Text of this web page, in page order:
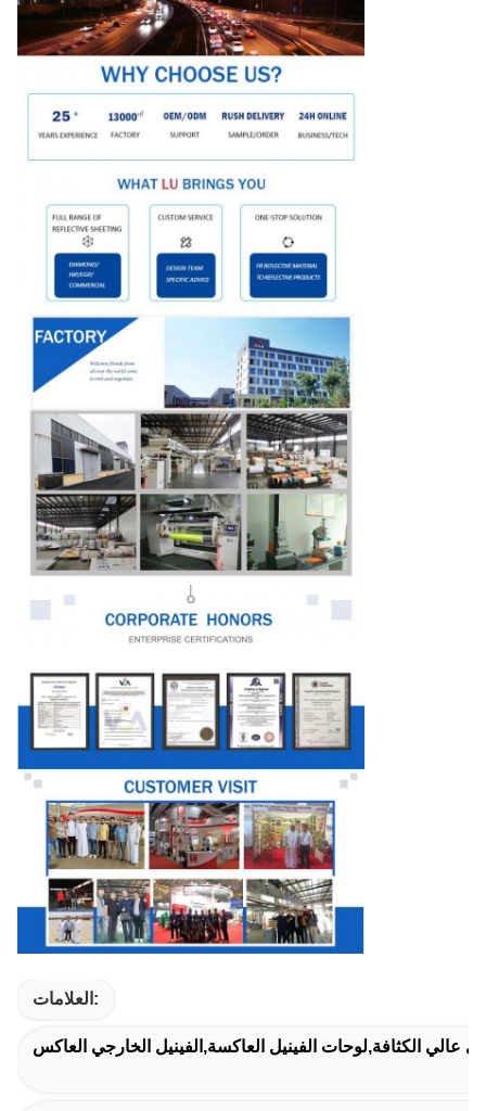
العلامات:
عالي الكثافة,لوحات الفينيل العاكسة,الفينيل الخارجي العاكس